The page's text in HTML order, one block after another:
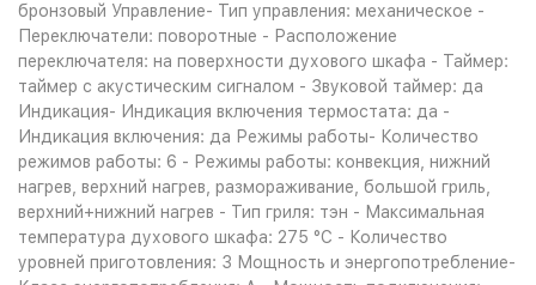
бронзовый Управление- Тип управления: механическое -
Переключатели: поворотные - Расположение
переключателя: на поверхности духового шкафа - Таймер:
таймер с акустическим сигналом - Звуковой таймер: да
Индикация- Индикация включения термостата: да -
Индикация включения: да Режимы работы- Количество
режимов работы: 6 - Режимы работы: конвекция, нижний
нагрев, верхний нагрев, размораживание, большой гриль,
верхний+нижний нагрев - Тип гриля: тэн - Максимальная
температура духового шкафа: 275 °С - Количество
уровней приготовления: 3 Мощность и энергопотребление-